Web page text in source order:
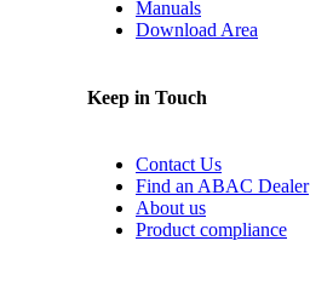
Manuals
Download Area
Keep in Touch
Contact Us
Find an ABAC Dealer
About us
Product compliance